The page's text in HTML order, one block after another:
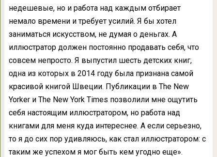
недешевые, но и работа над каждым отбирает
немало времени и требует усилий. Я бы хотел
заниматься искусством, не думая о деньгах. А
иллюстратор должен постоянно продавать себя, что
совсем непросто. Я выпустил шесть детских книг,
одна из которых в 2014 году была признана самой
красивой книгой Швеции. Публикации в The New
Yorker и The New York Times позволили мне ощутить
себя настоящим иллюстратором, но работа над
книгами для меня куда интереснее. А если серьезно,
то я до сих пор удивляюсь, как стал иллюстратором: с
таким же успехом я мог быть кем угодно еще».